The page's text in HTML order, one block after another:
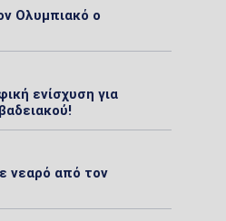
Ολυμπιακό ο
ενίσχυση για
νεαρό από τον